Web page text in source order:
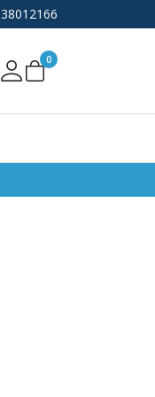
38012166
Mine sider
0